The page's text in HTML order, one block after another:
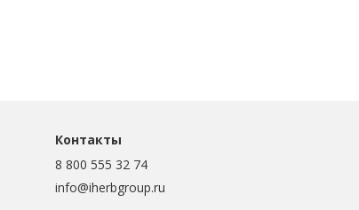
Контакты
8 800 555 32 74
info@iherbgroup.ru